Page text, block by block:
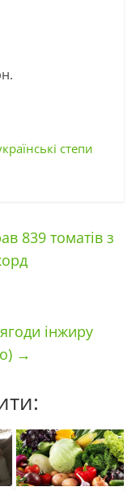
степи
839 томатів з
інжиру
→